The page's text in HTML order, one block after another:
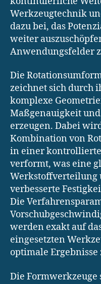
Werkzeugtechnik
dazu bei, das
weiter
Anwendungsfelder
Die
zeichnet sich durch
komplexe
Maßgenauigkeit
erzeugen. Dabei
Kombination von
in einer
verformt, was eine
Werkstoffverteilung
verbesserte
Die
werden exakt auf
eingesetzten
optimale
Die Formwerkzeuge